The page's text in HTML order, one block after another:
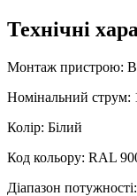
Технічні
Монтаж пристрою:
Номінальний
Колір: Білий
Код кольору: RAL
Діапазон